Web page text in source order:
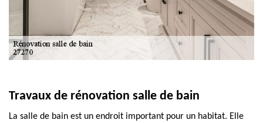
Travaux de rénovation salle de bain
La salle de bain est un endroit important pour un habitat. Elle